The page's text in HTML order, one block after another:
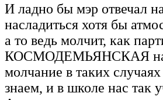
И ладно бы мэр отвечал
насладиться хотя бы
а то ведь молчит, как
КОСМОДЕМЬЯНСКАЯ на
молчание в таких
знаем, и в школе нас так